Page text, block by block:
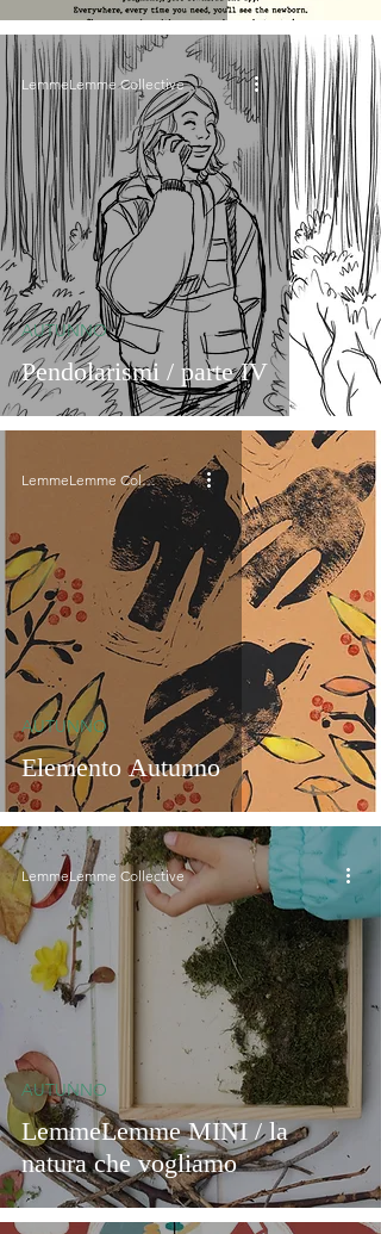
Pendolarismi / parte IV
AUTUNNO
LemmeLemme Collective
Elemento Autunno
AUTUNNO
LemmeLemme Collective
LemmeLemme MINI / la
natura che vogliamo
AUTUNNO
LemmeLemme Collective